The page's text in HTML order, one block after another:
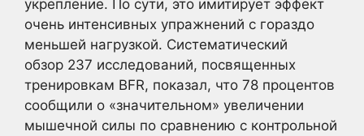
укрепление. По сути, это имитирует эффект
очень интенсивных упражнений с гораздо
меньшей нагрузкой. Систематический
обзор 237 исследований, посвященных
тренировкам BFR, показал, что 78 процентов
сообщили о «значительном» увеличении
мышечной силы по сравнению с контрольной